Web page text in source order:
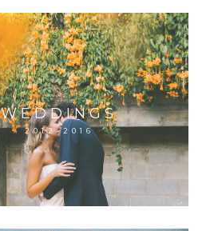
WEDDINGS
2012-2016